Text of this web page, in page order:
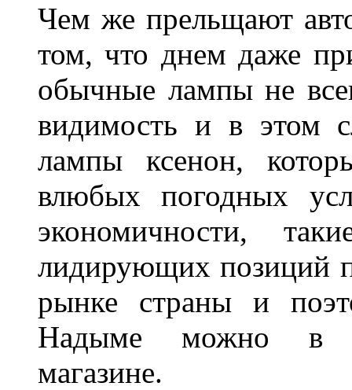
Чем же прельщают
том, что днем даже
обычные лампы не
видимость и в этом
лампы ксенон,
влюбых погодных
экономичности,
лидирующих позиций
рынке страны и
Надыме можно в
магазине.